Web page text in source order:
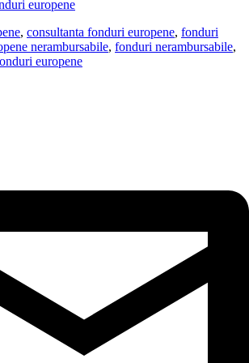
, consultanta fonduri europene, fonduri
nerambursabile, fonduri nerambursabile,
europene